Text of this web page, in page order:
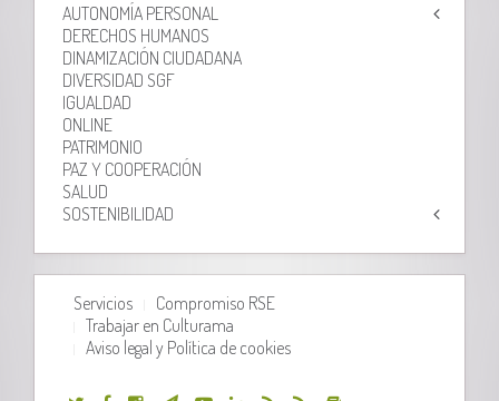
AUTONOMÍA PERSONAL
DERECHOS HUMANOS
DINAMIZACIÓN CIUDADANA
DIVERSIDAD SGF
IGUALDAD
ONLINE
PATRIMONIO
PAZ Y COOPERACIÓN
SALUD
SOSTENIBILIDAD
Servicios
Compromiso RSE
Trabajar en Culturama
Aviso legal y Política de cookies